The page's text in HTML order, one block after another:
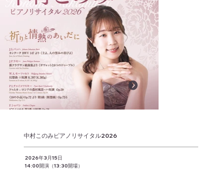
中村このみピアノリサイタル2026
2026年3月15日
14:00開演（13:30開場）